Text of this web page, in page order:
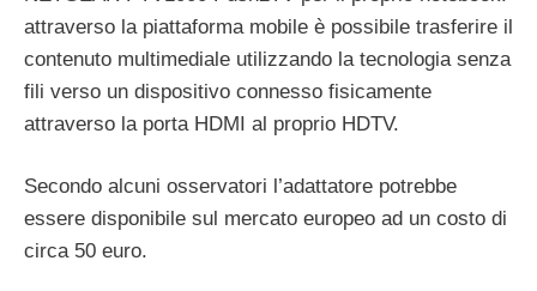
attraverso la piattaforma mobile è possibile trasferire il
contenuto multimediale utilizzando la tecnologia senza
fili verso un dispositivo connesso fisicamente
attraverso la porta HDMI al proprio HDTV.
Secondo alcuni osservatori l’adattatore potrebbe
essere disponibile sul mercato europeo ad un costo di
circa 50 euro.